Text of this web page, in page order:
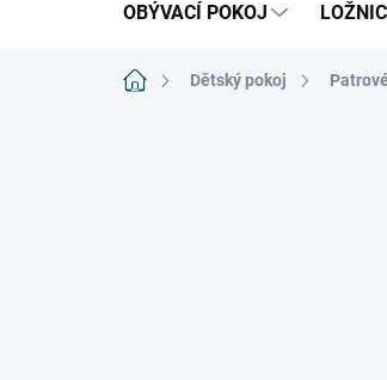
OBÝVACÍ POKOJ
Domů Dětský pokoj